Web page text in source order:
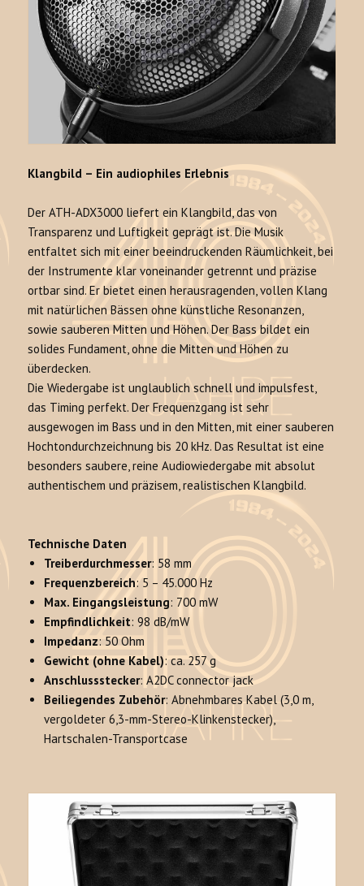
Klangbild – Ein audiophiles Erlebnis
Der ATH-ADX3000 liefert ein Klangbild, das von
Transparenz und Luftigkeit geprägt ist. Die Musik
entfaltet sich mit einer beeindruckenden Räumlichkeit, bei
der Instrumente klar voneinander getrennt und präzise
ortbar sind. Er bietet einen herausragenden, vollen Klang
mit natürlichen Bässen ohne künstliche Resonanzen,
sowie sauberen Mitten und Höhen. Der Bass bildet ein
solides Fundament, ohne die Mitten und Höhen zu
überdecken.
Die Wiedergabe ist unglaublich schnell und impulsfest,
das Timing perfekt. Der Frequenzgang ist sehr
ausgewogen im Bass und in den Mitten, mit einer sauberen
Hochtondurchzeichnung bis 20 kHz. Das Resultat ist eine
besonders saubere, reine Audiowiedergabe mit absolut
authentischem und präzisem, realistischen Klangbild.
Technische Daten
Treiberdurchmesser: 58 mm
Frequenzbereich: 5 – 45.000 Hz
Max. Eingangsleistung: 700 mW
Empfindlichkeit: 98 dB/mW
Impedanz: 50 Ohm
Gewicht (ohne Kabel): ca. 257 g
Anschlussstecker: A2DC connector jack
Beiliegendes Zubehör: Abnehmbares Kabel (3,0 m,
vergoldeter 6,3-mm-Stereo-Klinkenstecker),
Hartschalen-Transportcase